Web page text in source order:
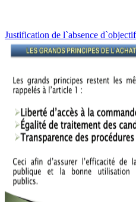
Justification de l`absence